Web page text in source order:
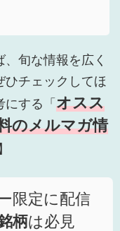
旬な情報を広く
ひチェックしてほ
にする「オスス
のメルマガ情
限定に配信
柄は必見